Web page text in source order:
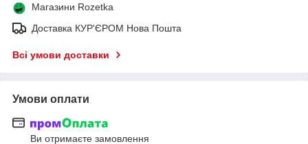
Магазини Rozetka
Доставка КУР'ЄРОМ Нова Пошта
Всі умови доставки
Умови оплати
Ви отримаєте замовлення